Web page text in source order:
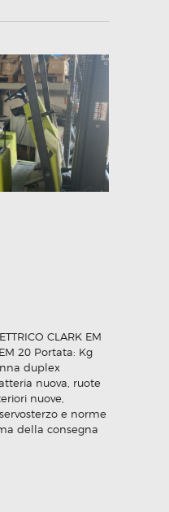
CLARK EM
20 Portata: Kg
duplex
nuova, ruote
nuove,
e norme
della consegna